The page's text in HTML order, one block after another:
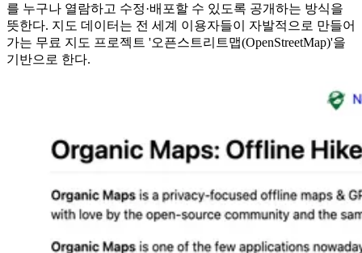
를 누구나 열람하고 수정·배포할 수 있도록 공개하는 방식을
뜻한다. 지도 데이터는 전 세계 이용자들이 자발적으로 만들어
가는 무료 지도 프로젝트 '오픈스트리트맵(OpenStreetMap)'을
기반으로 한다.